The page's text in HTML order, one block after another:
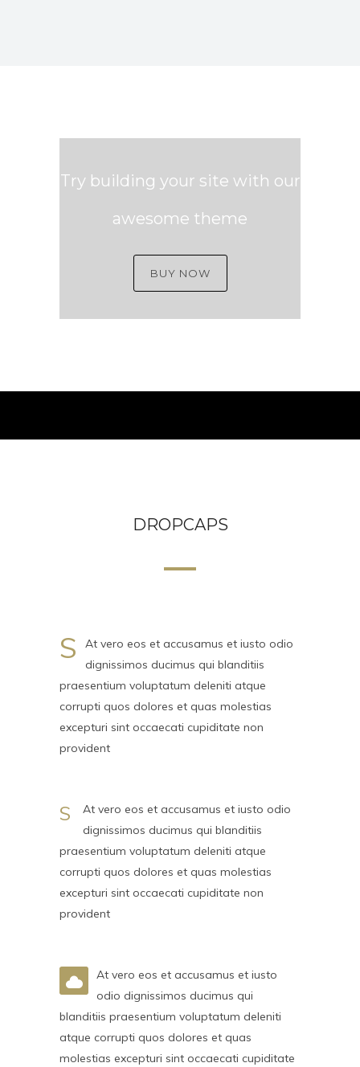
Try building your site with our
awesome theme
BUY NOW
DROPCAPS
S
At vero eos et accusamus et iusto odio
dignissimos ducimus qui blanditiis
praesentium voluptatum deleniti atque
corrupti quos dolores et quas molestias
excepturi sint occaecati cupiditate non
provident
S
At vero eos et accusamus et iusto odio
dignissimos ducimus qui blanditiis
praesentium voluptatum deleniti atque
corrupti quos dolores et quas molestias
excepturi sint occaecati cupiditate non
provident
At vero eos et accusamus et iusto
odio dignissimos ducimus qui
blanditiis praesentium voluptatum deleniti
atque corrupti quos dolores et quas
molestias excepturi sint occaecati cupiditate